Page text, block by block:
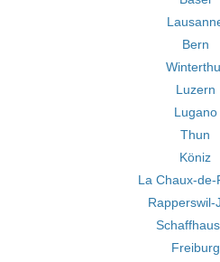
Bern
Luzern
Lugano
Thun
Köniz
La Chaux-de-
Rapperswil-
Freiburg